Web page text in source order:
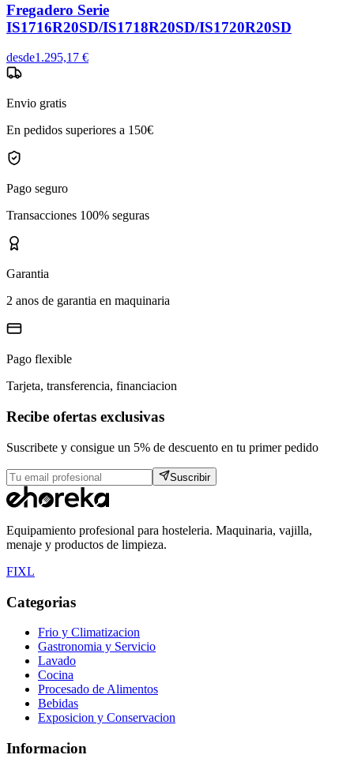
Fregadero Serie
IS1716R20SD/IS1718R20SD/IS1720R20SD
desde1.295,17 €
Envio gratis
En pedidos superiores a 150€
Pago seguro
Transacciones 100% seguras
Garantia
2 anos de garantia en maquinaria
Pago flexible
Tarjeta, transferencia, financiacion
Recibe ofertas exclusivas
Suscribete y consigue un 5% de descuento en tu primer pedido
Suscribir
Equipamiento profesional para hosteleria. Maquinaria, vajilla,
menaje y productos de limpieza.
FIXL
Categorias
Frio y Climatizacion
Gastronomia y Servicio
Lavado
Cocina
Procesado de Alimentos
Bebidas
Exposicion y Conservacion
Informacion